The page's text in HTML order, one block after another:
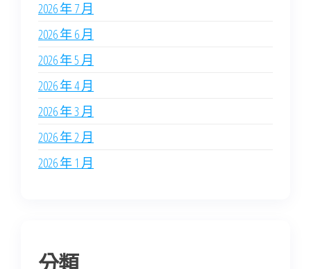
2026 年 7 月
2026 年 6 月
2026 年 5 月
2026 年 4 月
2026 年 3 月
2026 年 2 月
2026 年 1 月
分類